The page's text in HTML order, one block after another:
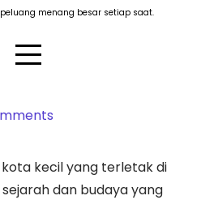
menang besar setiap saat.
dan Budaya
yang Kaya
kecil yang terletak di
dan budaya yang